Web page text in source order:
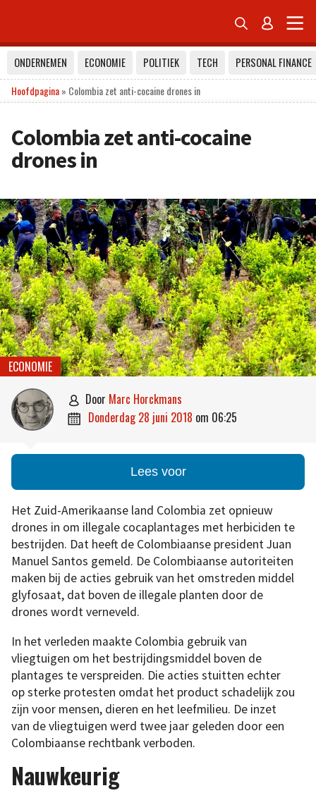
 
ONDERNEMEN ECONOMIE POLITIEK TECH
PERSONAL FINANCE
Hoofdpagina» Colombia zet anti-cocaine drones in
Colombia zet anti-cocaine
drones in
ECONOMIE
 door Marc Horckmans
 donderdag 28 juni 2018 om 06:25
Lees voor
Het Zuid-Amerikaanse land Colombia zet opnieuw
drones in om illegale cocaplantages met herbiciden te
bestrijden. Dat heeft de Colombiaanse president Juan
Manuel Santos gemeld. De Colombiaanse autoriteiten
maken bij de acties gebruik van het omstreden middel
glyfosaat, dat boven de illegale planten door de
drones wordt verneveld.
In het verleden maakte Colombia gebruik van
vliegtuigen om het bestrijdingsmiddel boven de
plantages te verspreiden. Die acties stuitten echter
op sterke protesten omdat het product schadelijk zou
zijn voor mensen, dieren en het leefmilieu. De inzet
van de vliegtuigen werd twee jaar geleden door een
Colombiaanse rechtbank verboden.
Nauwkeurig